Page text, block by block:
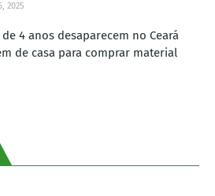
2025
4 anos desaparecem no Ceará
de casa para comprar material